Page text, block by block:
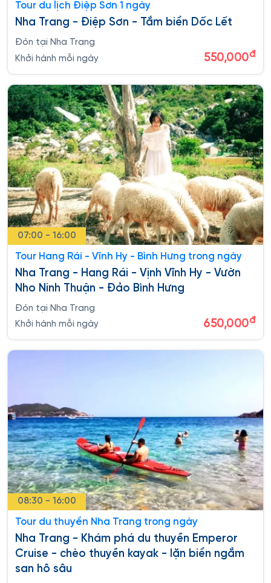
Tour du lịch Điệp Sơn 1 ngày
Nha Trang - Điệp Sơn - Tắm biển Dốc Lết
Đón tại Nha Trang
Khởi hành mỗi ngày
550,000đ
07:00 - 16:00
Tour Hang Rái - Vĩnh Hy - Bình Hưng trong ngày
Nha Trang - Hang Rái - Vịnh Vĩnh Hy - Vườn
Nho Ninh Thuận - Đảo Bình Hưng
Đón tại Nha Trang
Khởi hành mỗi ngày
650,000đ
08:30 - 16:00
Tour du thuyền Nha Trang trong ngày
Nha Trang - Khám phá du thuyền Emperor
Cruise - chèo thuyền kayak - lặn biển ngắm
san hô sâu